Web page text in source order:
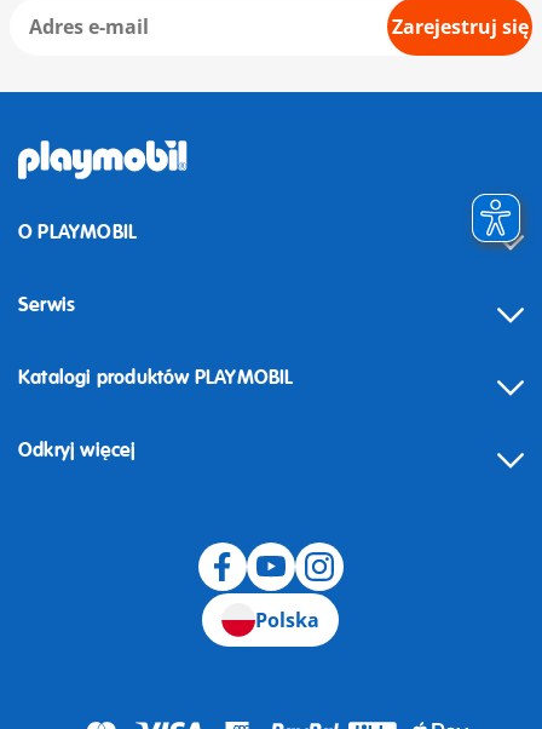
Zarejestruj się
O PLAYMOBIL
Serwis
Odstąpienie od umowy
Katalogi produktów PLAYMOBIL
Odkryj więcej
Polska